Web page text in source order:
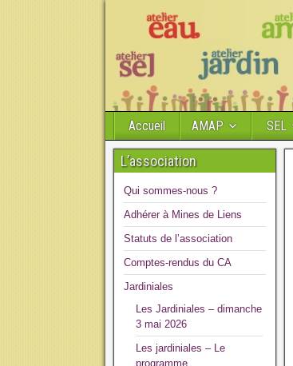
Accueil AMAP SEL
L’association
Qui sommes-nous ?
Adhérer à Mines de Liens
Statuts de l’association
Comptes-rendus du CA
Jardiniales
Les Jardiniales – dimanche
3 mai 2026
Les jardiniales – Le
programme